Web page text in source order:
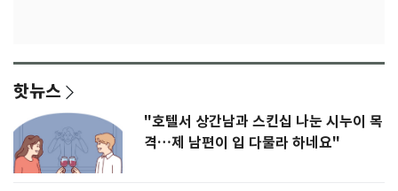
핫뉴스
"호텔서 상간남과 스킨십 나눈 시누이 목
격…제 남편이 입 다물라 하네요"